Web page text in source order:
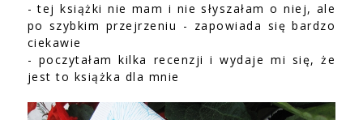
- tej książki nie mam i nie słyszałam o niej, ale
po szybkim przejrzeniu - zapowiada się bardzo
ciekawie
- poczytałam kilka recenzji i wydaje mi się, że
jest to książka dla mnie